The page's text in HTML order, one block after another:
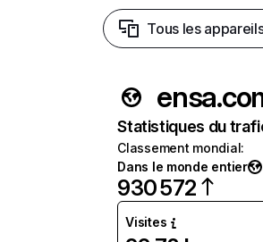
Tous les
Statistiques du
Classement mondial:
Dans le monde entier
930 572
Visites